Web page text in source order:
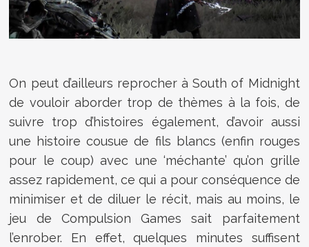
On peut d’ailleurs reprocher à South of Midnight
de vouloir aborder trop de thèmes à la fois, de
suivre trop d’histoires également, d’avoir aussi
une histoire cousue de fils blancs (enfin rouges
pour le coup) avec une ‘méchante’ qu’on grille
assez rapidement, ce qui a pour conséquence de
minimiser et de diluer le récit, mais au moins, le
jeu de Compulsion Games sait parfaitement
l’enrober. En effet, quelques minutes suffisent